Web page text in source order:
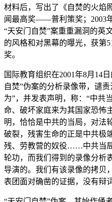
材料后，写出了《自焚的火焰
闻最高奖——普利策奖；2003
“天安门自焚”案重重漏洞的英
的风格和对黑幕的曝光，获第
奖。
国际教育组织在2001年8月14
自焚”伪案的分析录像带，谴
为”，并发表声明，称：“中共
命、破坏家庭来为其国家恐怖
明，恰恰是中共的当局，对法
破裂，残害生命的正是中共极
残、劳教营的奴役……中共当
轮功，而我们得到的录像分析
导演的。我们有该录像的拷贝
表团面对确凿的证据，没有辩